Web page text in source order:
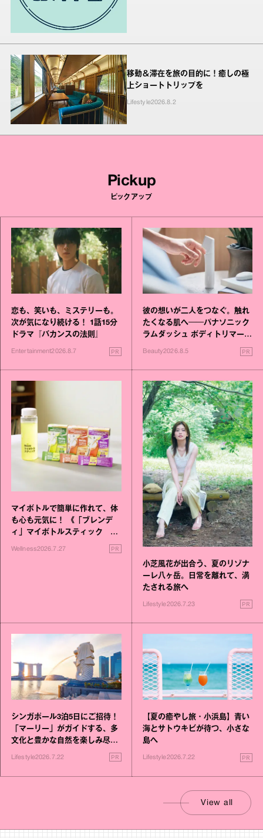
移動＆滞在を旅の目的に！癒しの極
上ショートトリップを
Lifestyle2026.8.2
Pickup
ピックアップ
恋も、笑いも、ミステリーも。
次が気になり続ける！ 1話15分
ドラマ『バカンスの法則』
Entertainment2026.8.7 PR
彼の想いが二人をつなぐ。触れ
たくなる肌へ──パナソニック
ラムダッシュ ボディトリマーが
Beauty2026.8.5 PR
マイボトルで簡単に作れて、体
も心も元気に！ 《「ブレンデ
ィ」マイボトルスティック い
いこと毎日》シリーズが誕生
Wellness2026.7.27 PR
小芝風花が出合う、夏のリゾナ
ーレ八ヶ岳。日常を離れて、満
たされる旅へ
Lifestyle2026.7.23 PR
シンガポール3泊5日にご招待！
「マーリー」がガイドする、多
文化と豊かな自然を楽しみ尽く
Lifestyle2026.7.22 PR
【夏の癒やし旅・小浜島】青い
海とサトウキビが待つ、小さな
島へ
Lifestyle2026.7.22 PR
View all